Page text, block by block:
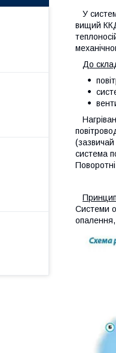
У
вищий
До
(зазвичай
система
Системи